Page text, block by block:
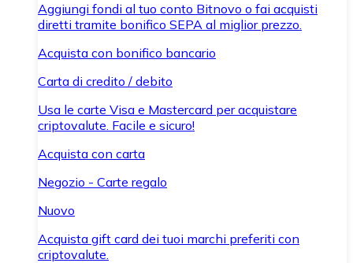
Aggiungi fondi al tuo conto Bitnovo o fai acquisti
diretti tramite bonifico SEPA al miglior prezzo.
Acquista con bonifico bancario
Carta di credito / debito
Usa le carte Visa e Mastercard per acquistare
criptovalute. Facile e sicuro!
Acquista con carta
Negozio - Carte regalo
Nuovo
Acquista gift card dei tuoi marchi preferiti con
criptovalute.